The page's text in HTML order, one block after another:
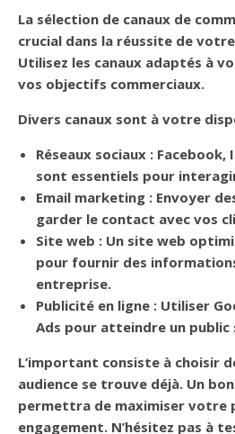
La sélection de canaux de
crucial dans la réussite de
Utilisez les canaux adaptés à
vos objectifs commerciaux.
Divers canaux sont à votre
Réseaux sociaux : Facebook,
sont essentiels pour
Email marketing : Envoyer
garder le contact avec vos
Site web : Un site web
pour fournir des
entreprise.
Publicité en ligne : Utiliser
Ads pour atteindre un public
L’important consiste à choisir
audience se trouve déjà. Un
permettra de maximiser
engagement. N’hésitez pas à